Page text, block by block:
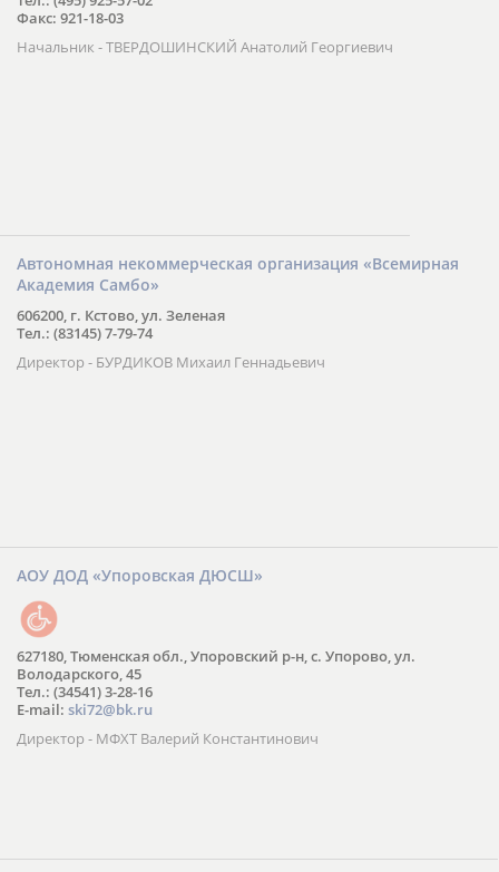
Факс: 921-18-03
Начальник - ТВЕРДОШИНСКИЙ Анатолий Георгиевич
Автономная некоммерческая организация «Всемирная
Академия Самбо»
606200, г. Кстово, ул. Зеленая
Тел.: (83145) 7-79-74
Директор - БУРДИКОВ Михаил Геннадьевич
АОУ ДОД «Упоровская ДЮСШ»
627180, Тюменская обл., Упоровский р-н, с. Упорово, ул.
Володарского, 45
Тел.: (34541) 3-28-16
E-mail: ski72@bk.ru
Директор - МФХТ Валерий Константинович